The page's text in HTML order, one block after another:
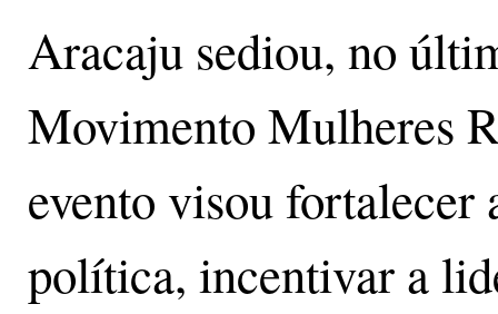
Aracaju sediou, no
Movimento Mulheres
evento visou
política, incentivar a